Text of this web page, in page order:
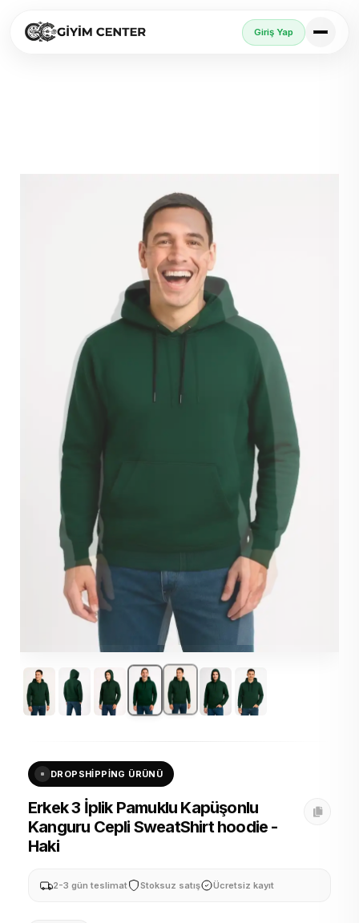
Giriş Yap
DROPSHIPPING ÜRÜNÜ
Erkek 3 İplik Pamuklu Kapüşonlu
Kanguru Cepli SweatShirt hoodie -
Haki
2-3 gün teslimat Stoksuz satış Ücretsiz kayıt